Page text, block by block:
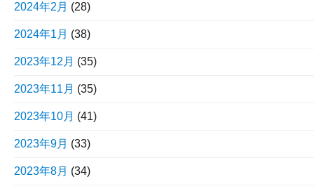
2024年2月 (28)
2024年1月 (38)
2023年12月 (35)
2023年11月 (35)
2023年10月 (41)
2023年9月 (33)
2023年8月 (34)